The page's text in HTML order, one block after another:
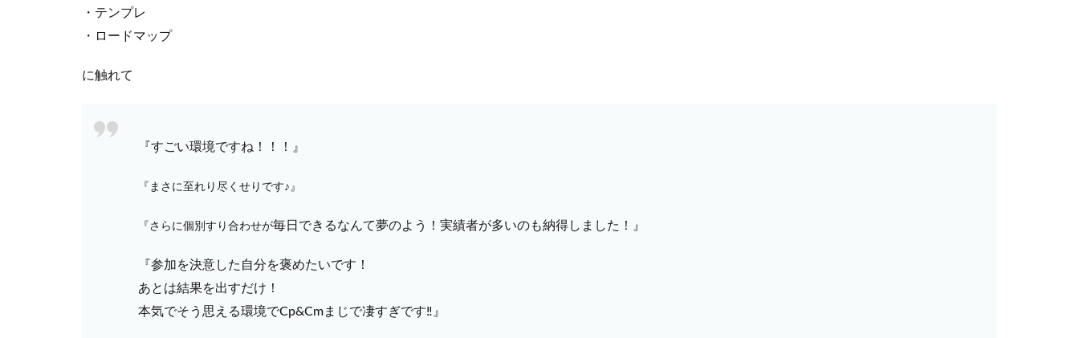
・テンプレ
・ロードマップ
に触れて
『すごい環境ですね！！！』
『まさに至れり尽くせりです♪』
『さらに個別すり合わせが毎日できるなんて夢のよう！実績者が多いのも納得しました！』
『参加を決意した自分を褒めたいです！
あとは結果を出すだけ！
本気でそう思える環境でCp&Cmまじで凄すぎです‼』